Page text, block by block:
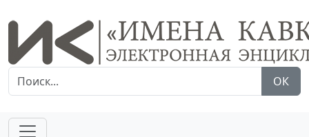
ОК